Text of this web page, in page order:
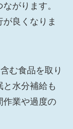
がります。
良くなりま
む食品を取り
と水分補給も
作業や過度の